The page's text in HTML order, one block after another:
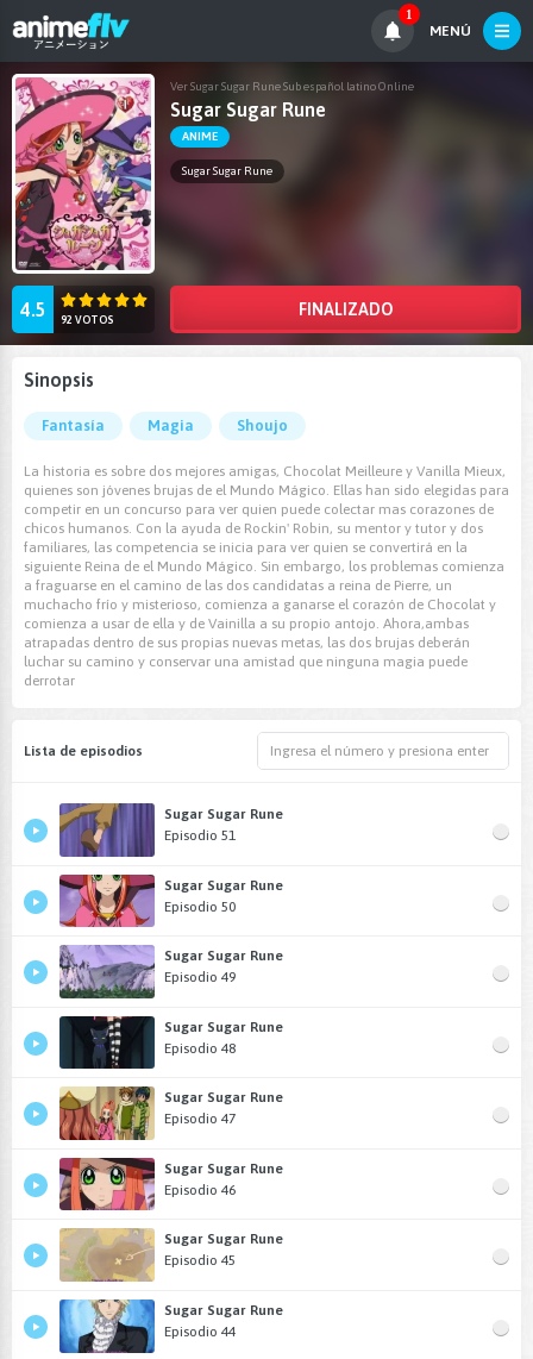
1
MENÚ
Ver Sugar Sugar Rune Sub español latino Online
Sugar Sugar Rune
ANIME
Sugar Sugar Rune
4.5 92 VOTOS
FINALIZADO
Sinopsis
Fantasía Magia Shoujo
La historia es sobre dos mejores amigas, Chocolat Meilleure y Vanilla Mieux,
quienes son jóvenes brujas de el Mundo Mágico. Ellas han sido elegidas para
competir en un concurso para ver quien puede colectar mas corazones de
chicos humanos. Con la ayuda de Rockin' Robin, su mentor y tutor y dos
familiares, las competencia se inicia para ver quien se convertirá en la
siguiente Reina de el Mundo Mágico. Sin embargo, los problemas comienza
a fraguarse en el camino de las dos candidatas a reina de Pierre, un
muchacho frío y misterioso, comienza a ganarse el corazón de Chocolat y
comienza a usar de ella y de Vainilla a su propio antojo. Ahora,ambas
atrapadas dentro de sus propias nuevas metas, las dos brujas deberán
luchar su camino y conservar una amistad que ninguna magia puede
derrotar
Lista de episodios
Sugar Sugar Rune
Episodio 51
Sugar Sugar Rune
Episodio 50
Sugar Sugar Rune
Episodio 49
Sugar Sugar Rune
Episodio 48
Sugar Sugar Rune
Episodio 47
Sugar Sugar Rune
Episodio 46
Sugar Sugar Rune
Episodio 45
Sugar Sugar Rune
Episodio 44